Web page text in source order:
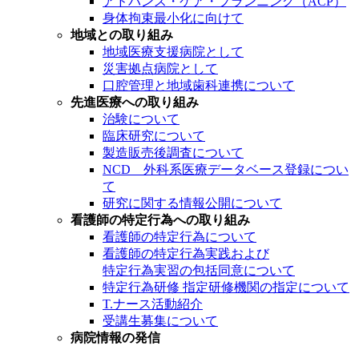
身体拘束最小化に向けて
地域との取り組み
地域医療支援病院として
災害拠点病院として
口腔管理と地域歯科連携について
先進医療への取り組み
治験について
臨床研究について
製造販売後調査について
NCD 外科系医療データベース登録につい
て
研究に関する情報公開について
看護師の特定行為への取り組み
看護師の特定行為について
看護師の特定行為実践および
特定行為実習の包括同意について
特定行為研修 指定研修機関の指定について
T.ナース活動紹介
受講生募集について
病院情報の発信